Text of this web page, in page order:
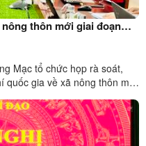
thôn mới giai đoạn
Mạc tổ chức họp rà soát,
quốc gia về xã nông thôn mới
xã Bằng Mạc chủ trì cuộc
giá các ...